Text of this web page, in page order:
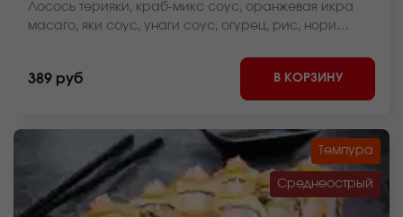
Лосось терияки, краб-микс соус, оранжевая икра
масаго, яки соус, унаги соус, огурец, рис, нори
389 руб В КОРЗИНУ
Темпура
Среднеострый